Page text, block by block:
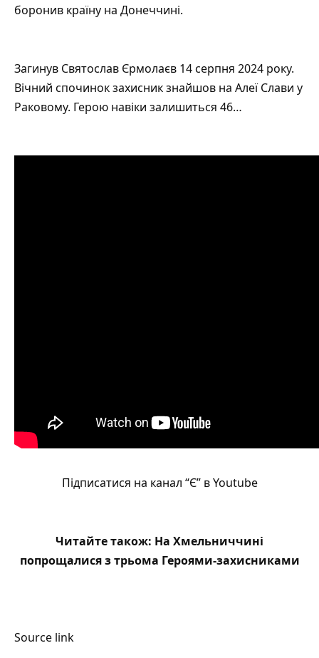
боронив країну на Донеччині.
Загинув Святослав Єрмолаєв 14 серпня 2024 року.
Вічний спочинок захисник знайшов на Алеї Слави у
Раковому. Герою навіки залишиться 46…
Підписатися на канал “Є” в Youtube
Читайте також: На Хмельниччині
попрощалися з трьома Героями-захисниками
Source link